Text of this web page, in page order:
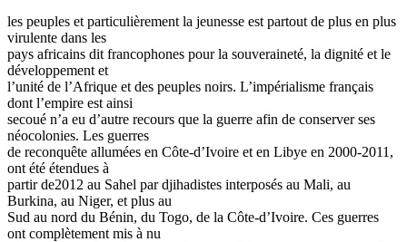
les peuples et particulièrement la jeunesse est partout de plus en plus
virulente dans les
pays africains dit francophones pour la souveraineté, la dignité et le
développement et
l’unité de l’Afrique et des peuples noirs. L’impérialisme français
dont l’empire est ainsi
secoué n’a eu d’autre recours que la guerre afin de conserver ses
néocolonies. Les guerres
de reconquête allumées en Côte-d’Ivoire et en Libye en 2000-2011,
ont été étendues à
partir de2012 au Sahel par djihadistes interposés au Mali, au
Burkina, au Niger, et plus au
Sud au nord du Bénin, du Togo, de la Côte-d’Ivoire. Ces guerres
ont complètement mis à nu